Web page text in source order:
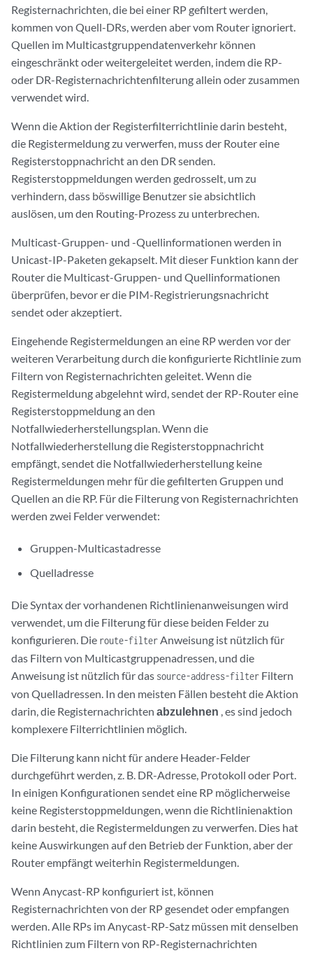
Registernachrichten, die bei einer RP gefiltert werden,
kommen von Quell-DRs, werden aber vom Router ignoriert.
Quellen im Multicastgruppendatenverkehr können
eingeschränkt oder weitergeleitet werden, indem die RP-
oder DR-Registernachrichtenfilterung allein oder zusammen
verwendet wird.
Wenn die Aktion der Registerfilterrichtlinie darin besteht,
die Registermeldung zu verwerfen, muss der Router eine
Registerstoppnachricht an den DR senden.
Registerstoppmeldungen werden gedrosselt, um zu
verhindern, dass böswillige Benutzer sie absichtlich
auslösen, um den Routing-Prozess zu unterbrechen.
Multicast-Gruppen- und -Quellinformationen werden in
Unicast-IP-Paketen gekapselt. Mit dieser Funktion kann der
Router die Multicast-Gruppen- und Quellinformationen
überprüfen, bevor er die PIM-Registrierungsnachricht
sendet oder akzeptiert.
Eingehende Registermeldungen an eine RP werden vor der
weiteren Verarbeitung durch die konfigurierte Richtlinie zum
Filtern von Registernachrichten geleitet. Wenn die
Registermeldung abgelehnt wird, sendet der RP-Router eine
Registerstoppmeldung an den
Notfallwiederherstellungsplan. Wenn die
Notfallwiederherstellung die Registerstoppnachricht
empfängt, sendet die Notfallwiederherstellung keine
Registermeldungen mehr für die gefilterten Gruppen und
Quellen an die RP. Für die Filterung von Registernachrichten
werden zwei Felder verwendet:
Gruppen-Multicastadresse
Quelladresse
Die Syntax der vorhandenen Richtlinienanweisungen wird
verwendet, um die Filterung für diese beiden Felder zu
konfigurieren. Die route-filter Anweisung ist nützlich für
das Filtern von Multicastgruppenadressen, und die
Anweisung ist nützlich für das source-address-filter Filtern
von Quelladressen. In den meisten Fällen besteht die Aktion
darin, die Registernachrichten abzulehnen , es sind jedoch
komplexere Filterrichtlinien möglich.
Die Filterung kann nicht für andere Header-Felder
durchgeführt werden, z. B. DR-Adresse, Protokoll oder Port.
In einigen Konfigurationen sendet eine RP möglicherweise
keine Registerstoppmeldungen, wenn die Richtlinienaktion
darin besteht, die Registermeldungen zu verwerfen. Dies hat
keine Auswirkungen auf den Betrieb der Funktion, aber der
Router empfängt weiterhin Registermeldungen.
Wenn Anycast-RP konfiguriert ist, können
Registernachrichten von der RP gesendet oder empfangen
werden. Alle RPs im Anycast-RP-Satz müssen mit denselben
Richtlinien zum Filtern von RP-Registernachrichten